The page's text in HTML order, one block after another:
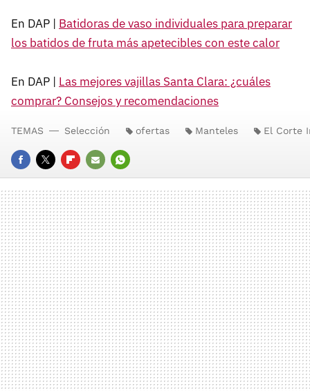
En DAP | Batidoras de vaso individuales para preparar
los batidos de fruta más apetecibles con este calor
En DAP | Las mejores vajillas Santa Clara: ¿cuáles
comprar? Consejos y recomendaciones
FACEBOOK
TWITTERFLIPBOARD
E-
MAIL
WHATSAPP
TEMAS Selección ofertas Manteles El Corte